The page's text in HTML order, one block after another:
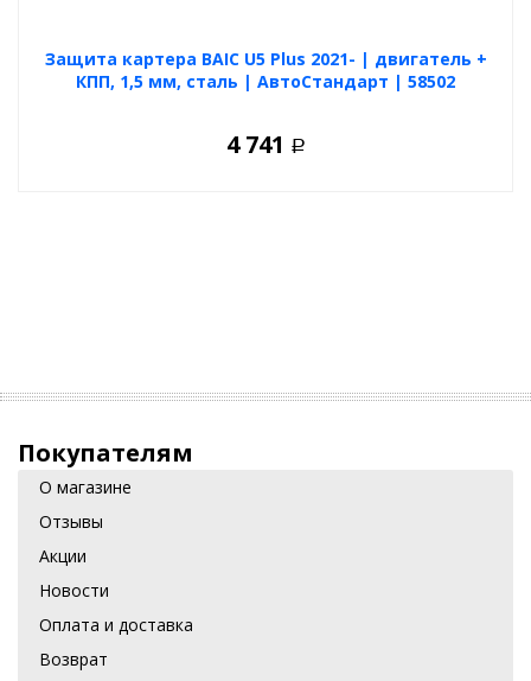
Защита картера BAIC U5 Plus 2021- | двигатель +
КПП, 1,5 мм, сталь | АвтоСтандарт | 58502
4 741 Р
Покупателям
О магазине
Отзывы
Акции
Новости
Оплата и доставка
Возврат